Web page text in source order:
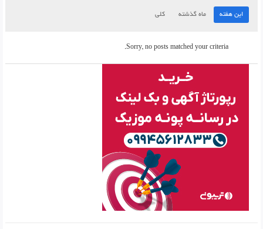
این هفته ماه گذشته کلی
Sorry, no posts matched your criteria.